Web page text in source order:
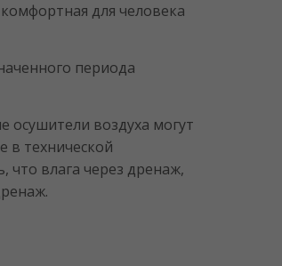
для человека
периода
осушители воздуха могут
в технической
влага через дренаж,